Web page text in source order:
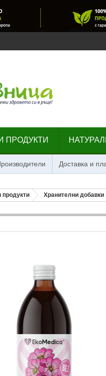
ПРОДУКТИ
Доставка и
продукти Хранителни добавки